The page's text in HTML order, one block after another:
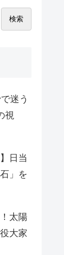
検索
迷う
視
日当
」を
太陽
大家